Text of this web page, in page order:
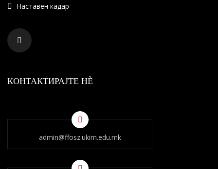
Наставен кадар
КОНТАКТИРАЈТЕ НÈ
admin@ffosz.ukim.edu.mk